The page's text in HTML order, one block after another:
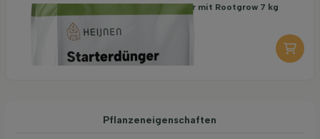
Organischer Starterdünger mit Rootgrow 7 kg
Pflanzeneigenschaften